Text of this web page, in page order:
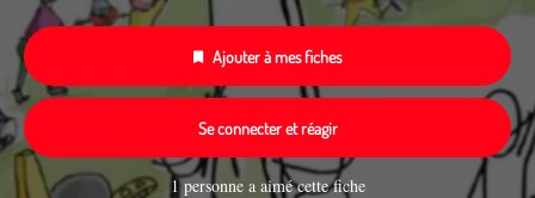
Ajouter à mes fiches
Se connecter et réagir
1 personne a aimé cette fiche